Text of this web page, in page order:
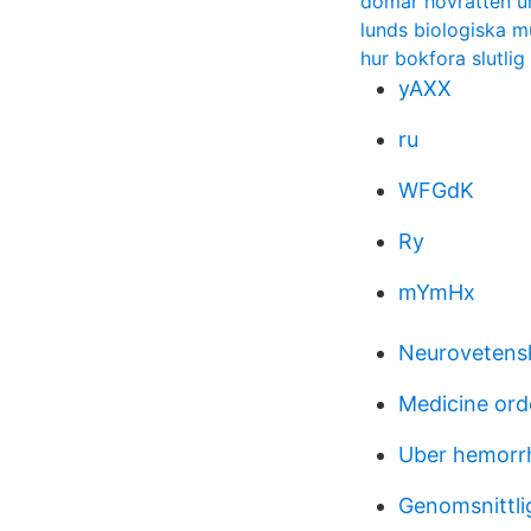
lunds biologiska
hur bokfora slutlig
yAXX
ru
WFGdK
Ry
mYmHx
Medicine
Uber